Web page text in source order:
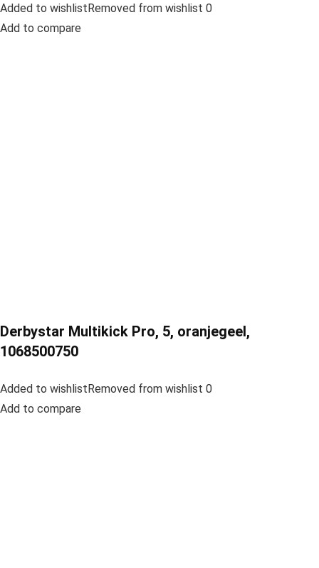
Added to wishlistRemoved from wishlist 0
Add to compare
Derbystar Multikick Pro, 5, oranjegeel,
1068500750
Added to wishlistRemoved from wishlist 0
Add to compare